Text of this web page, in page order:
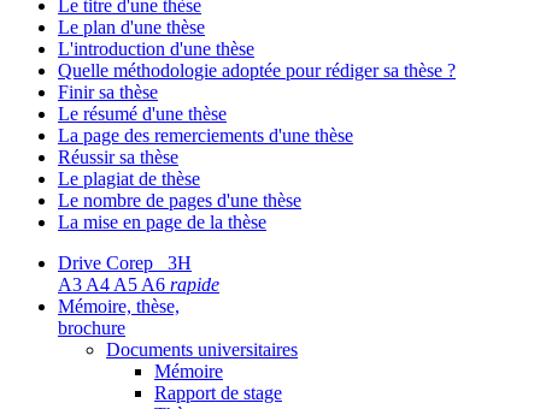
Le titre d'une thèse
Le plan d'une thèse
L'introduction d'une thèse
Quelle méthodologie adoptée pour rédiger sa thèse ?
Finir sa thèse
Le résumé d'une thèse
La page des remerciements d'une thèse
Réussir sa thèse
Le plagiat de thèse
Le nombre de pages d'une thèse
La mise en page de la thèse
Drive Corep 3H
A3 A4 A5 A6 rapide
Mémoire, thèse,
brochure
Documents universitaires
Mémoire
Rapport de stage